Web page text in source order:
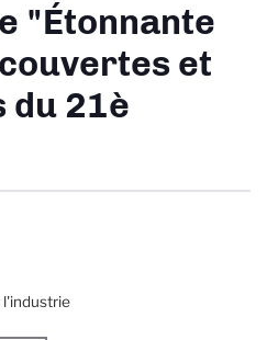
"Étonnante
et
du 21è
l'industrie